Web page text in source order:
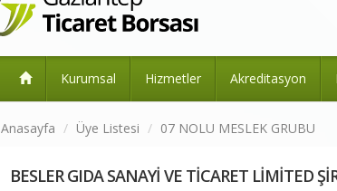
Kurumsal Hizmetler Akreditasyon
Anasayfa Üye Listesi 07 NOLU MESLEK GRUBU
BESLER GIDA SANAYİ VE TİCARET LİMİTED